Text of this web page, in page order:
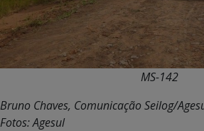
MS-142
Bruno Chaves, Comunicação Seilog/
Fotos: Agesul